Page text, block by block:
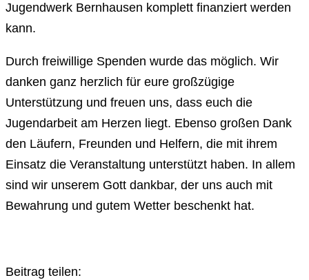
Jugendwerk Bernhausen komplett finanziert werden
kann.
Durch freiwillige Spenden wurde das möglich. Wir
danken ganz herzlich für eure großzügige
Unterstützung und freuen uns, dass euch die
Jugendarbeit am Herzen liegt. Ebenso großen Dank
den Läufern, Freunden und Helfern, die mit ihrem
Einsatz die Veranstaltung unterstützt haben. In allem
sind wir unserem Gott dankbar, der uns auch mit
Bewahrung und gutem Wetter beschenkt hat.
Beitrag teilen: